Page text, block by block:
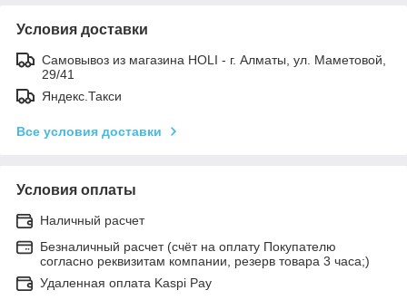
Условия доставки
Самовывоз из магазина HOLI - г. Алматы, ул. Маметовой,
29/41
Яндекс.Такси
Все условия доставки
Условия оплаты
Наличный расчет
Безналичный расчет (счёт на оплату Покупателю
согласно реквизитам компании, резерв товара 3 часа;)
Удаленная оплата Kaspi Pay